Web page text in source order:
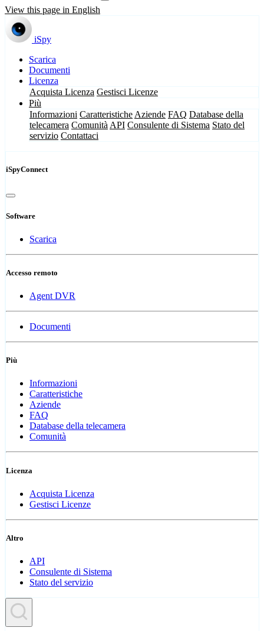
View this page in English
iSpy
Scarica
Documenti
Licenza
Acquista Licenza Gestisci Licenze
Più
Informazioni Caratteristiche Aziende FAQ Database della
telecamera Comunità API Consulente di Sistema Stato del
servizio Contattaci
iSpyConnect
Software
Scarica
Accesso remoto
Agent DVR
Documenti
Più
Informazioni
Caratteristiche
Aziende
FAQ
Database della telecamera
Comunità
Licenza
Acquista Licenza
Gestisci Licenze
Altro
API
Consulente di Sistema
Stato del servizio